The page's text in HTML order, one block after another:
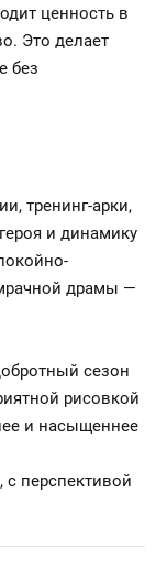
ценность в
Это делает
без
тренинг-арки,
и динамику
драмы —
сезон
рисовкой
и насыщеннее
с перспективой